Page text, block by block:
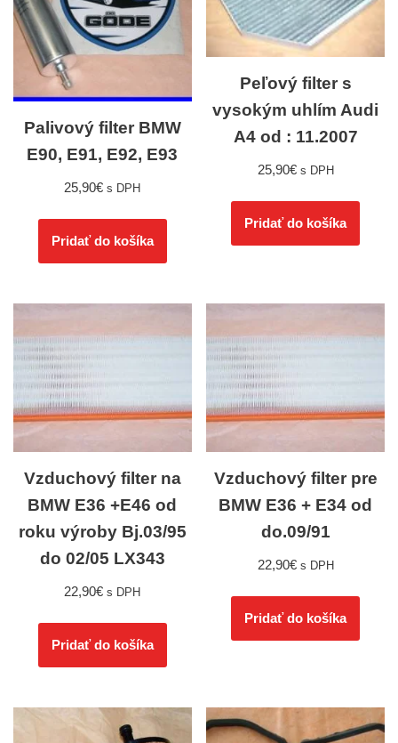
Palivový filter BMW
E90, E91, E92, E93
25,90€ s DPH
Pridať do košíka
Peľový filter s
vysokým uhlím Audi
A4 od : 11.2007
25,90€ s DPH
Pridať do košíka
Vzduchový filter na
BMW E36 +E46 od
roku výroby Bj.03/95
do 02/05 LX343
22,90€ s DPH
Pridať do košíka
Vzduchový filter pre
BMW E36 + E34 od
do.09/91
22,90€ s DPH
Pridať do košíka